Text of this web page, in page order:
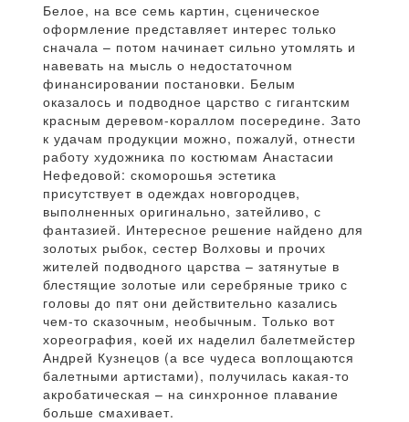
Белое, на все семь картин, сценическое
оформление представляет интерес только
сначала – потом начинает сильно утомлять и
навевать на мысль о недостаточном
финансировании постановки. Белым
оказалось и подводное царство с гигантским
красным деревом-кораллом посередине. Зато
к удачам продукции можно, пожалуй, отнести
работу художника по костюмам Анастасии
Нефедовой: скоморошья эстетика
присутствует в одеждах новгородцев,
выполненных оригинально, затейливо, с
фантазией. Интересное решение найдено для
золотых рыбок, сестер Волховы и прочих
жителей подводного царства – затянутые в
блестящие золотые или серебряные трико с
головы до пят они действительно казались
чем-то сказочным, необычным. Только вот
хореография, коей их наделил балетмейстер
Андрей Кузнецов (а все чудеса воплощаются
балетными артистами), получилась какая-то
акробатическая – на синхронное плавание
больше смахивает.